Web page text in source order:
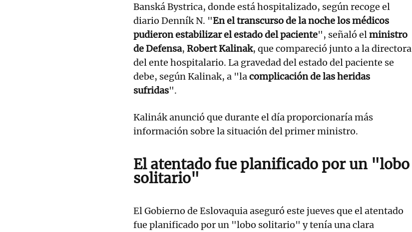
Banská Bystrica, donde está hospitalizado, según recoge el
diario Denník N. "En el transcurso de la noche los médicos
pudieron estabilizar el estado del paciente", señaló elministro
de Defensa, Robert Kalinak, que compareció junto a la directora
del ente hospitalario. La gravedad del estado del paciente se
debe, según Kalinak, a "lacomplicación de las heridas
sufridas".
Kalinák anunció que durante el día proporcionaría más
información sobre la situación del primer ministro.
El atentado fue planificado por un "lobo
solitario"
El Gobierno de Eslovaquia aseguró este jueves que el atentado
fue planificado por un "lobo solitario" y tenía una clara